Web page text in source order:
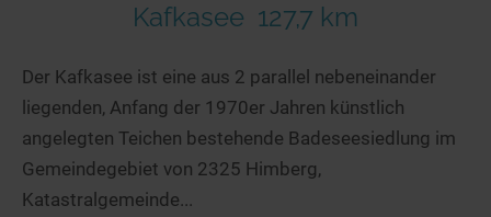
Kafkasee 127,7 km
Der Kafkasee ist eine aus 2 parallel nebeneinander
liegenden, Anfang der 1970er Jahren künstlich
angelegten Teichen bestehende Badeseesiedlung im
Gemeindegebiet von 2325 Himberg,
Katastralgemeinde...